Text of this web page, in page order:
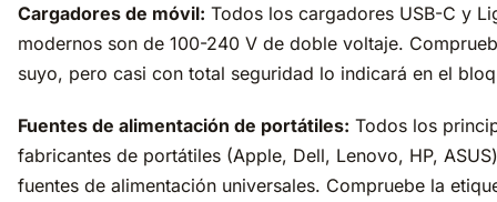
Cargadores de móvil: Todos los cargadores USB-C y
modernos son de 100-240 V de doble voltaje.
suyo, pero casi con total seguridad lo indicará en el
Fuentes de alimentación de portátiles: Todos los
fabricantes de portátiles (Apple, Dell, Lenovo, HP,
fuentes de alimentación universales. Compruebe la